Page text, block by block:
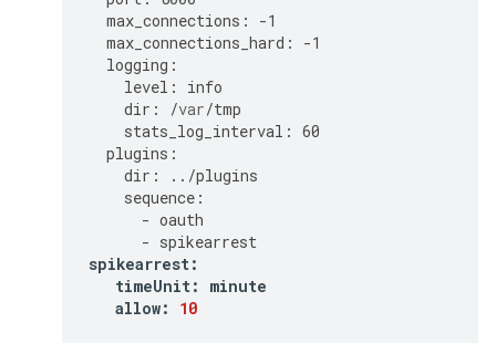
max_connections : -1
max_connections_hard : -1
logging :
level :
info
dir : /var/tmp
stats_log_interval : 60
plugins :
dir : ../plugins
sequence :
- oauth
- spikearrest
spikearrest:
timeUnit:
minute
allow: 10